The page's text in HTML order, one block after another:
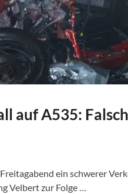
auf A535:
ein schwerer
Velbert zur Folge …